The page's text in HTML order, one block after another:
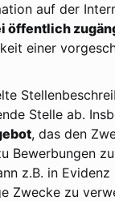
auf der
öffentlich
einer
Stelle ab.
, das den
Bewerbungen
z.B. in
Zwecke zu